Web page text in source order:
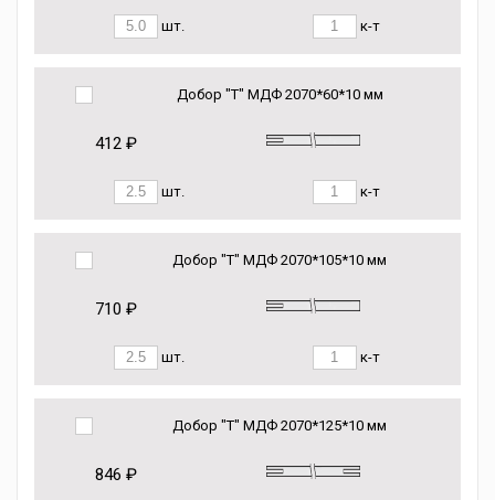
шт. к-т
Добор "Т" МДФ 2070*60*10 мм
412 ₽
шт. к-т
Добор "Т" МДФ 2070*105*10 мм
710 ₽
шт. к-т
Добор "Т" МДФ 2070*125*10 мм
846 ₽